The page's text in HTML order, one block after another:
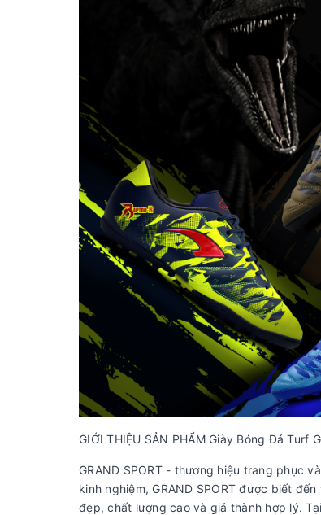
GIỚI THIỆU SẢN PHẨM Giày Bóng Đá Turf
GRAND SPORT - thương hiệu trang phục
kinh nghiệm, GRAND SPORT được biết
đẹp, chất lượng cao và giá thành hợp lý.